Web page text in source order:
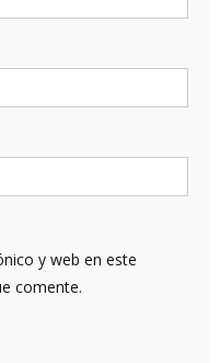
y web en este
comente.